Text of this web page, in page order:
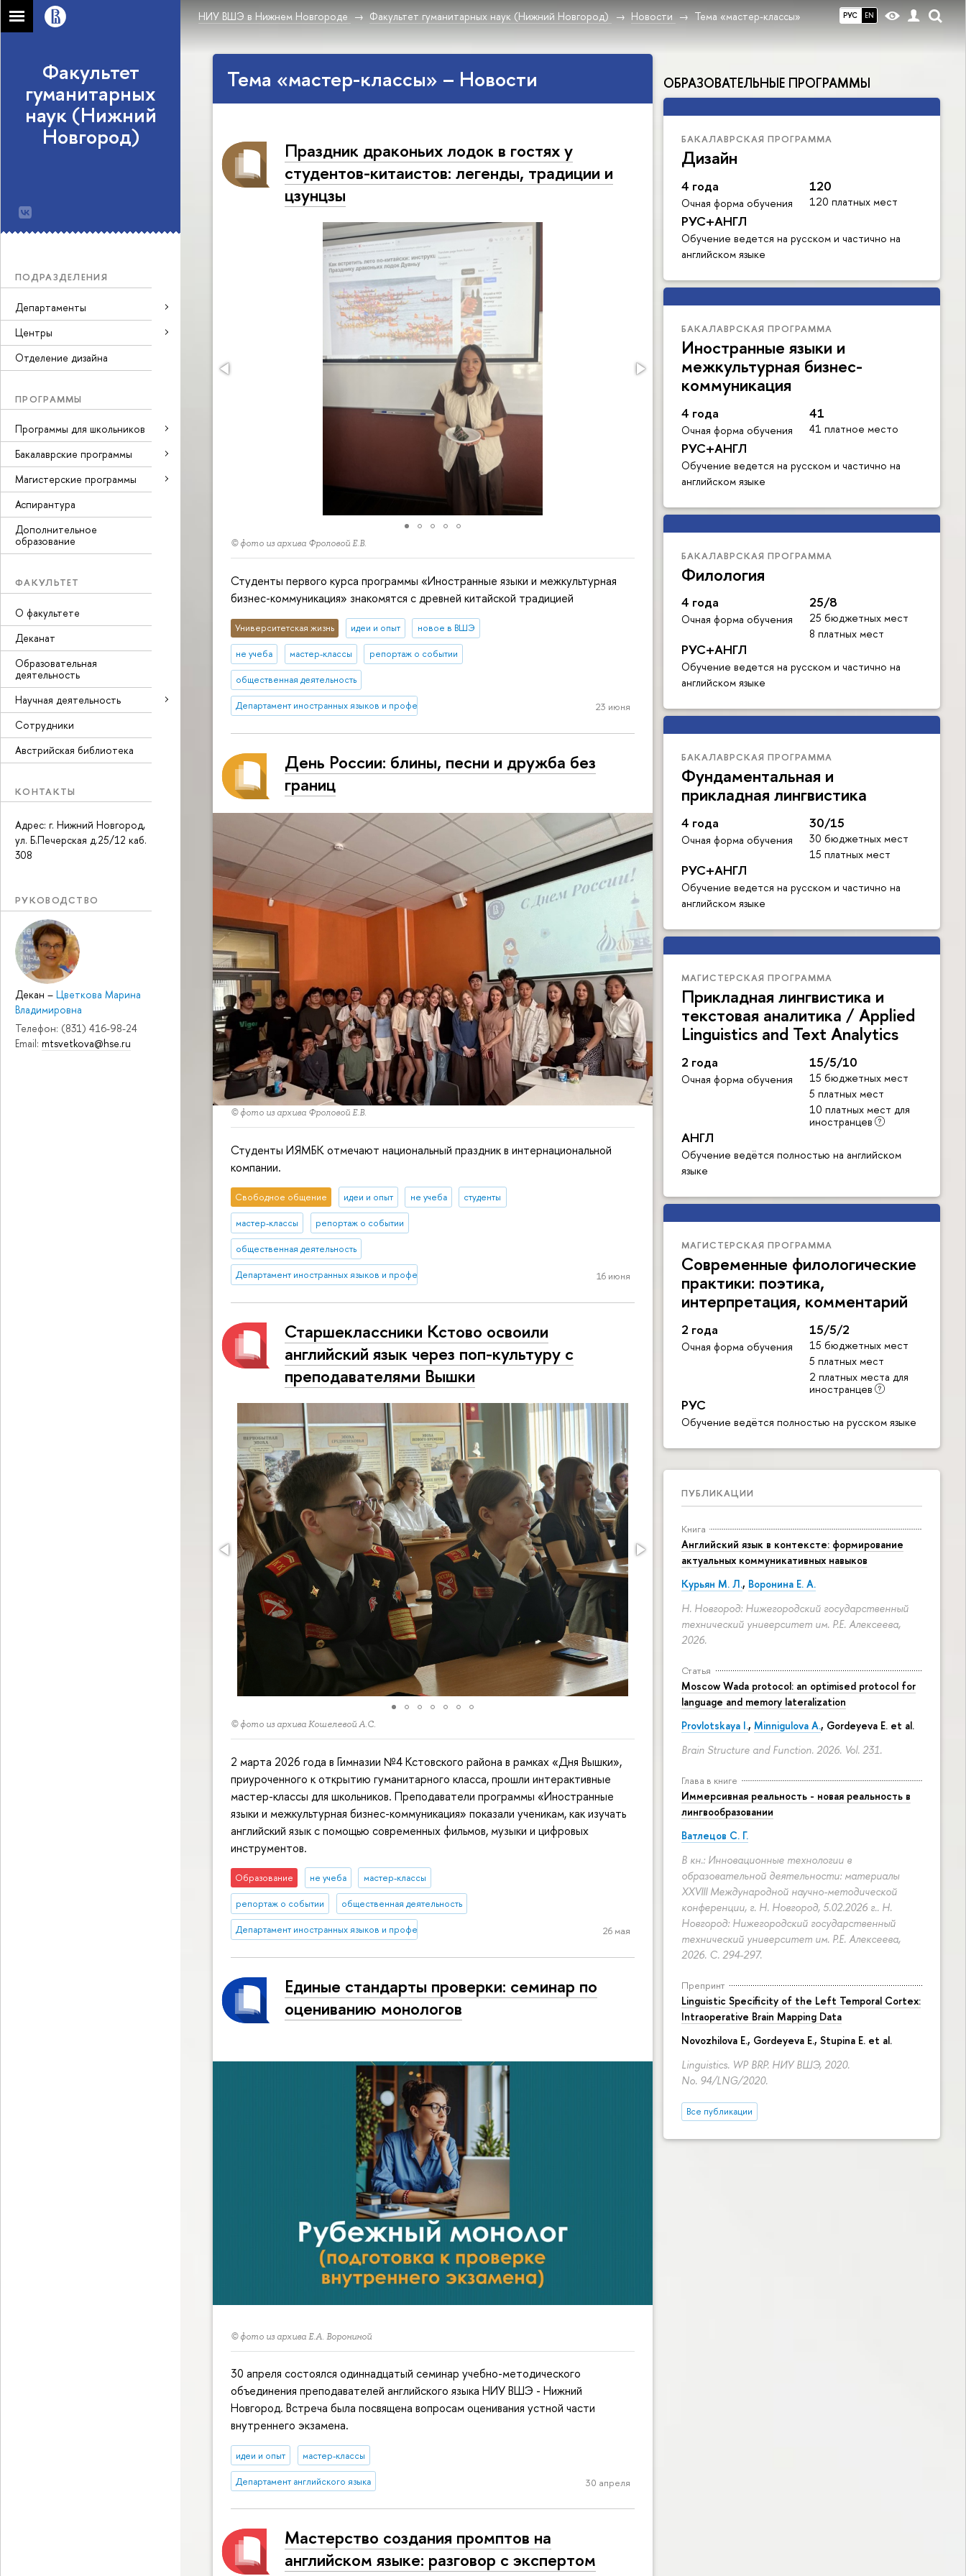
РУС EN
НИУ ВШЭ в Нижнем Новгороде Факультет гуманитарных наук (Нижний Новгород) Новости Тема «мастер-классы»
Факультет
гуманитарных
наук (Нижний
Новгород)
ПОДРАЗДЕЛЕНИЯ
Департаменты
Центры
Отделение дизайна
ПРОГРАММЫ
Программы для школьников
Бакалаврские программы
Магистерские программы
Аспирантура
Дополнительное
образование
ФАКУЛЬТЕТ
О факультете
Деканат
Образовательная
деятельность
Научная деятельность
Сотрудники
Австрийская библиотека
КОНТАКТЫ
Адрес: г. Нижний Новгород,
ул. Б.Печерская д.25/12 каб.
308
РУКОВОДСТВО
Декан – Цветкова Марина
Владимировна
Телефон: (831) 416-98-24
Email: mtsvetkova@hse.ru
ОБРАЗОВАТЕЛЬНЫЕ ПРОГРАММЫ
БАКАЛАВРСКАЯ ПРОГРАММА
Дизайн
4 года
Очная форма обучения
120
120 платных мест
РУС+АНГЛ
Обучение ведется на русском и частично на
английском языке
БАКАЛАВРСКАЯ ПРОГРАММА
Иностранные языки и
межкультурная бизнес-
коммуникация
4 года
Очная форма обучения
41
41 платное место
РУС+АНГЛ
Обучение ведется на русском и частично на
английском языке
БАКАЛАВРСКАЯ ПРОГРАММА
Филология
4 года
Очная форма обучения
25/8
25 бюджетных мест
8 платных мест
РУС+АНГЛ
Обучение ведется на русском и частично на
английском языке
БАКАЛАВРСКАЯ ПРОГРАММА
Фундаментальная и
прикладная лингвистика
4 года
Очная форма обучения
30/15
30 бюджетных мест
15 платных мест
РУС+АНГЛ
Обучение ведется на русском и частично на
английском языке
МАГИСТЕРСКАЯ ПРОГРАММА
Прикладная лингвистика и
текстовая аналитика / Applied
Linguistics and Text Analytics
2 года
Очная форма обучения
15/5/10
15 бюджетных мест
5 платных мест
10 платных мест для
иностранцев
АНГЛ
Обучение ведётся полностью на английском
языке
МАГИСТЕРСКАЯ ПРОГРАММА
Современные филологические
практики: поэтика,
интерпретация, комментарий
2 года
Очная форма обучения
15/5/2
15 бюджетных мест
5 платных мест
2 платных места для
иностранцев
РУС
Обучение ведётся полностью на русском языке
ПУБЛИКАЦИИ
Книга
Английский язык в контексте: формирование
актуальных коммуникативных навыков
Курьян М. Л., Воронина Е. А.
Н. Новгород: Нижегородский государственный
технический университет им. Р.Е. Алексеева,
2026.
Статья
Moscow Wada protocol: an optimised protocol for
language and memory lateralization
Provlotskaya I., Minnigulova A., Gordeyeva E. et al.
Brain Structure and Function. 2026. Vol. 231.
Глава в книге
Иммерсивная реальность - новая реальность в
лингвообразовании
Ватлецов С. Г.
В кн.: Инновационные технологии в
образовательной деятельности: материалы
XXVIII Международной научно-методической
конференции, г. Н. Новгород, 5.02.2026 г.. Н.
Новгород: Нижегородский государственный
технический университет им. Р.Е. Алексеева,
2026. С. 294-297.
Препринт
Linguistic Specificity of the Left Temporal Cortex:
Intraoperative Brain Mapping Data
Novozhilova E., Gordeyeva E., Stupina E. et al.
Linguistics. WP BRP. НИУ ВШЭ, 2020.
No. 94/LNG/2020.
Все публикации
Тема «мастер-классы» – Новости
Праздник драконьих лодок в гостях у
студентов-китаистов: легенды, традиции и
цзунцзы
© фото из архива Фроловой Е.В.
Студенты первого курса программы «Иностранные языки и межкультурная
бизнес-коммуникация» знакомятся с древней китайской традицией
Университетская жизнь идеи и опыт новое в ВШЭ
не учеба мастер-классы репортаж о событии
общественная деятельность
Департамент иностранных языков и профессиональной коммуникации 23 июня
День России: блины, песни и дружба без
границ
© фото из архива Фроловой Е.В.
Студенты ИЯМБК отмечают национальный праздник в интернациональной
компании.
Свободное общение идеи и опыт не учеба студенты
мастер-классы репортаж о событии
общественная деятельность
Департамент иностранных языков и профессиональной коммуникации 16 июня
Старшеклассники Кстово освоили
английский язык через поп-культуру с
преподавателями Вышки
© фото из архива Кошелевой А.С.
2 марта 2026 года в Гимназии №4 Кстовского района в рамках «Дня Вышки»,
приуроченного к открытию гуманитарного класса, прошли интерактивные
мастер-классы для школьников. Преподаватели программы «Иностранные
языки и межкультурная бизнес-коммуникация» показали ученикам, как изучать
английский язык с помощью современных фильмов, музыки и цифровых
инструментов.
Образование не учеба мастер-классы
репортаж о событии общественная деятельность
Департамент иностранных языков и профессиональной коммуникации 26 мая
Единые стандарты проверки: семинар по
оцениванию монологов
© фото из архива Е.А. Ворониной
30 апреля состоялся одиннадцатый семинар учебно-методического
объединения преподавателей английского языка НИУ ВШЭ - Нижний
Новгород. Встреча была посвящена вопросам оценивания устной части
внутреннего экзамена.
идеи и опыт мастер-классы
Департамент английского языка 30 апреля
Мастерство создания промптов на
английском языке: разговор с экспертом